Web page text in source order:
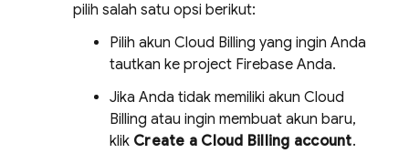
pilih salah satu opsi berikut:
Pilih akun Cloud Billing yang ingin Anda
tautkan ke project Firebase Anda.
Jika Anda tidak memiliki akun Cloud
Billing atau ingin membuat akun baru,
klik Create a Cloud Billing account.